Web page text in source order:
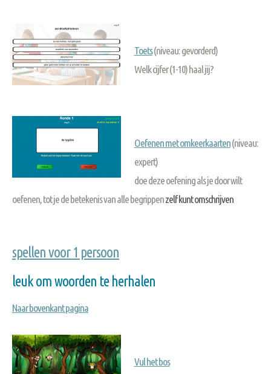
Toets(niveau: gevorderd)
Welk cijfer (1-10) haal jij?
Oefenen met omkeerkaarten(niveau:
expert)
doe deze oefening als je door wilt
oefenen, tot je de betekenis van alle begrippenzelf kunt omschrijven
spellen voor 1 persoon
leuk om woorden te herhalen
Naar bovenkant pagina
Vul het bos